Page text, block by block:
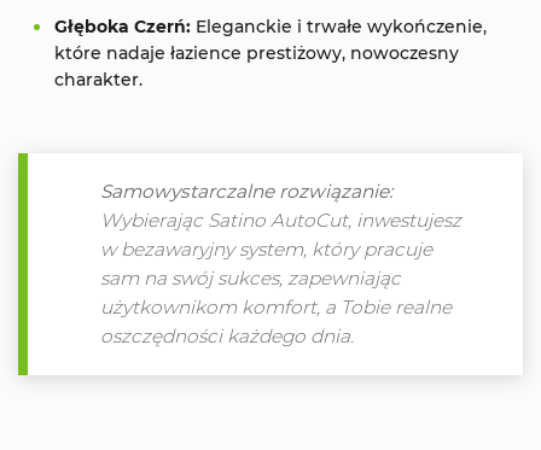
Głęboka Czerń: Eleganckie i trwałe wykończenie,
które nadaje łazience prestiżowy, nowoczesny
charakter.
Samowystarczalne rozwiązanie:
Wybierając Satino AutoCut, inwestujesz
w bezawaryjny system, który pracuje
sam na swój sukces, zapewniając
użytkownikom komfort, a Tobie realne
oszczędności każdego dnia.